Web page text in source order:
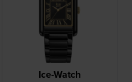
Ice-Watch